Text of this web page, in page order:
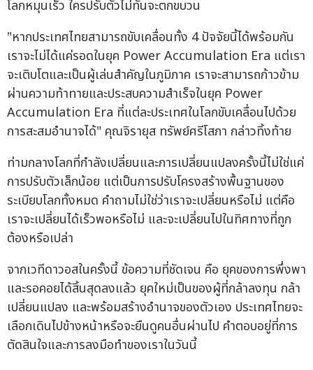
โลกหมุนเร็ว ใครปรับตัวไม่ทันจะตกขบวน
"หากประเทศไทยสามารถขับเคลื่อนทั้ง 4 ปัจจัยนี้ได้พร้อมกัน
เราจะไม่ได้แค่รอดในยุค Power Accumulation Era แต่เรา
จะเติบโตและเป็นผู้เล่นสำคัญในภูมิภาค เราจะสามารถก้าวข้าม
ผ่านความท้าทายและประสบความสำเร็จในยุค Power
Accumulation Era ที่แต่ละประเทศในโลกขับเคลื่อนไปด้วย
การสะสมอำนาจได้" คุณจิรายุส ทรัพย์ศรีโสภา กล่าวทิ้งท้าย
ท่ามกลางโลกที่กำลังเปลี่ยนและการเปลี่ยนแปลงครั้งนี้ไม่ใช่แค่
การปรับตัวเล็กน้อย แต่เป็นการปรับโครงสร้างพื้นฐานของ
ระเบียบโลกทั้งหมด คำถามไม่ใช่ว่าเราจะเปลี่ยนหรือไม่ แต่คือ
เราจะเปลี่ยนได้เร็วพอหรือไม่ และจะเปลี่ยนไปในทิศทางที่ถูก
ต้องหรือเปล่า
จากเวทีดาวอสในครั้งนี้ ข้อความที่ชัดเจน คือ ยุคของการพึ่งพา
และรอคอยได้สิ้นสุดลงแล้ว ยุคใหม่เป็นของผู้ที่กล้าลงทุน กล้า
เปลี่ยนแปลง และพร้อมสร้างอำนาจของตัวเอง ประเทศไทยจะ
เลือกเดินไปข้างหน้าหรือจะยืนดูคนอื่นผ่านไป คำตอบอยู่ที่การ
ตัดสินใจและการลงมือทำของเราในวันนี้